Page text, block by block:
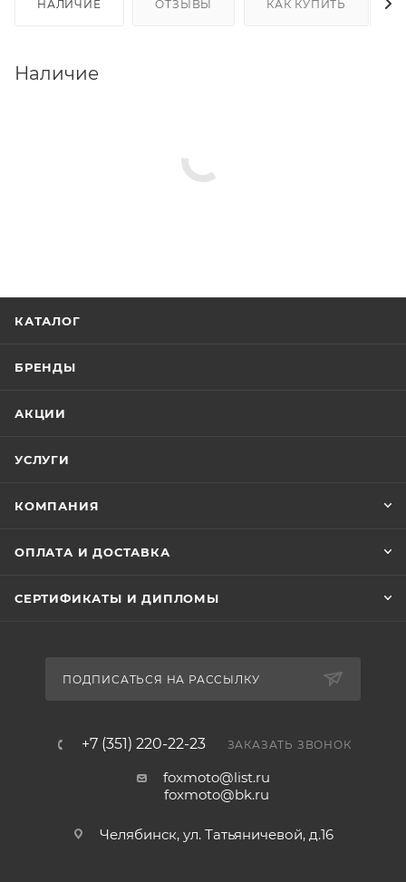
НАЛИЧИЕ ОТЗЫВЫ КАК КУПИТЬ
Наличие
КАТАЛОГ
БРЕНДЫ
АКЦИИ
УСЛУГИ
КОМПАНИЯ
ОПЛАТА И ДОСТАВКА
СЕРТИФИКАТЫ И ДИПЛОМЫ
ПОДПИСАТЬСЯ НА РАССЫЛКУ
+7 (351) 220-22-23 ЗАКАЗАТЬ ЗВОНОК
foxmoto@list.ru
foxmoto@bk.ru
Челябинск, ул. Татьяничевой, д.16